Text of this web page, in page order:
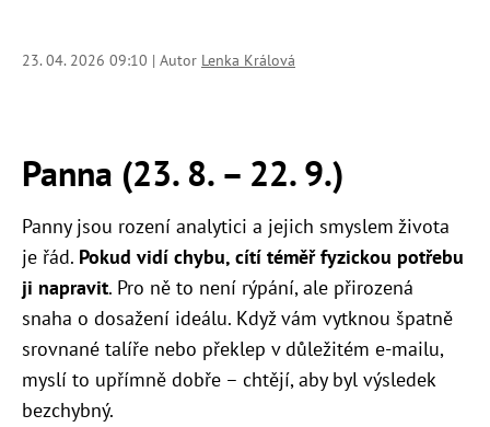
23. 04. 2026 09:10 | Autor Lenka Králová
Panna (23. 8. – 22. 9.)
Panny jsou rození analytici a jejich smyslem života
je řád. Pokud vidí chybu, cítí téměř fyzickou potřebu
ji napravit. Pro ně to není rýpání, ale přirozená
snaha o dosažení ideálu. Když vám vytknou špatně
srovnané talíře nebo překlep v důležitém e-mailu,
myslí to upřímně dobře – chtějí, aby byl výsledek
bezchybný.